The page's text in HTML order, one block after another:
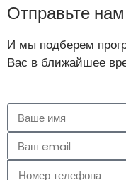
Отправьте
И мы подберем
Вас в ближайшее